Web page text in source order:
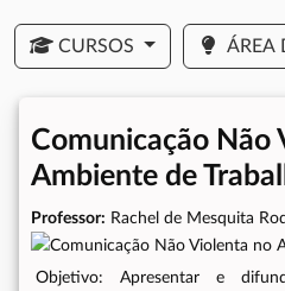
CURSOS ÁREA
Comunicação Não
Ambiente de
Professor: Rachel de Mesquita
Objetivo: Apresentar e